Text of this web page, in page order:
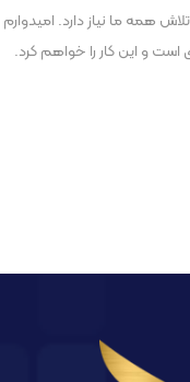
همه ما نیاز دارد.
و این کار را خواهم کرد.